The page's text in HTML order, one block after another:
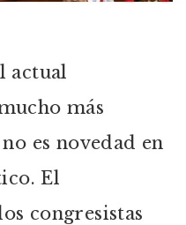
actual
más
es novedad en
El
congresistas